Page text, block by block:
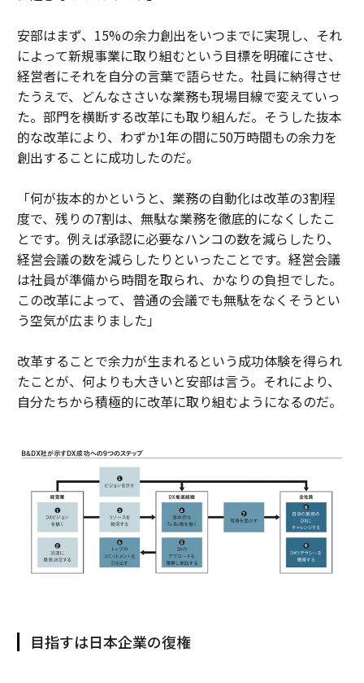
安部はまず、15%の余力創出をいつまでに実現し、それ
によって新規事業に取り組むという目標を明確にさせ、
経営者にそれを自分の言葉で語らせた。社員に納得させ
たうえで、どんなささいな業務も現場目線で変えていっ
た。部門を横断する改革にも取り組んだ。そうした抜本
的な改革により、わずか1年の間に50万時間もの余力を
創出することに成功したのだ。
「何が抜本的かというと、業務の自動化は改革の3割程
度で、残りの7割は、無駄な業務を徹底的になくしたこ
とです。例えば承認に必要なハンコの数を減らしたり、
経営会議の数を減らしたりといったことです。経営会議
は社員が準備から時間を取られ、かなりの負担でした。
この改革によって、普通の会議でも無駄をなくそうとい
う空気が広まりました」
改革することで余力が生まれるという成功体験を得られ
たことが、何よりも大きいと安部は言う。それにより、
自分たちから積極的に改革に取り組むようになるのだ。
目指すは日本企業の復権